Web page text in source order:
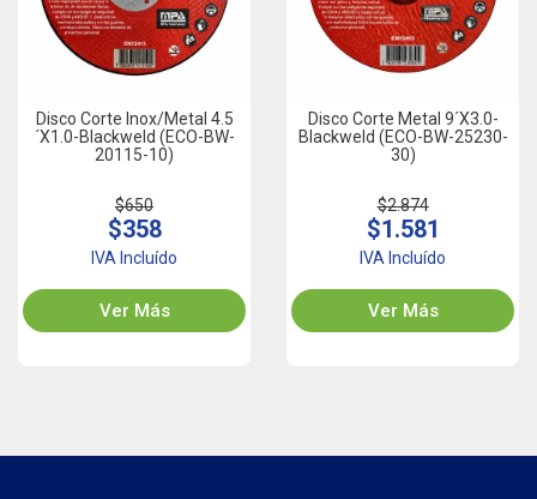
Disco Corte Inox/Metal 4.5
´x1.0-Blackweld (ECO-BW-
20115-10)
$650
$358
IVA Incluído
Ver Más
Disco Corte Metal 9´x3.0-
Blackweld (ECO-BW-25230-
30)
$2.874
$1.581
IVA Incluído
Ver Más